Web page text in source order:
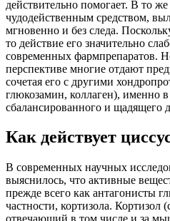
действительно помогает. В то же
чудодейственным средством,
мгновенно и без следа.
то действие его значительно
современных фармпрепаратов.
перспективе многие отдают
сочетая его с другими
глюкозамин, коллаген), именно в
сбалансированного и щадящего
Как действует
В современных научных
выяснилось, что активные
прежде всего как антагонисты
частности, кортизола. Кортизол